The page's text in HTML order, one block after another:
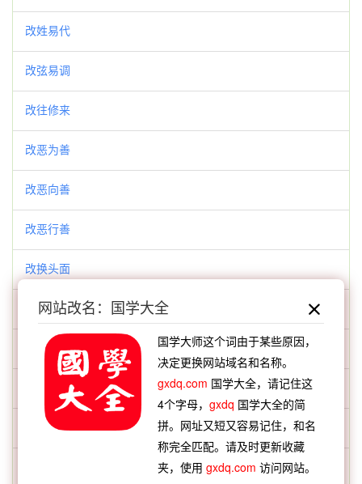
改姓易代
改弦易调
改往修来
改恶为善
改恶向善
改恶行善
改换头面
改换门庭
改换门楣
改换门闾
改政移风
网站改名：国学大全
国学大师这个词由于某些原因，
决定更换网站域名和名称。
gxdq.com 国学大全，请记住这
4个字母，gxdq 国学大全的简
拼。网址又短又容易记住，和名
称完全匹配。请及时更新收藏
夹，使用gxdq.com 访问网站。